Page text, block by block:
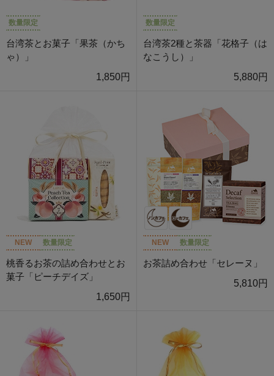
数量限定
台湾茶とお菓子「果茶（かち
ゃ）」
1,850円
数量限定
台湾茶2種と茶器「花格子（は
なこうし）」
5,880円
NEW 数量限定
桃香るお茶の詰め合わせとお
菓子「ピーチデイズ」
1,650円
NEW 数量限定
お茶詰め合わせ「セレーヌ」
5,810円